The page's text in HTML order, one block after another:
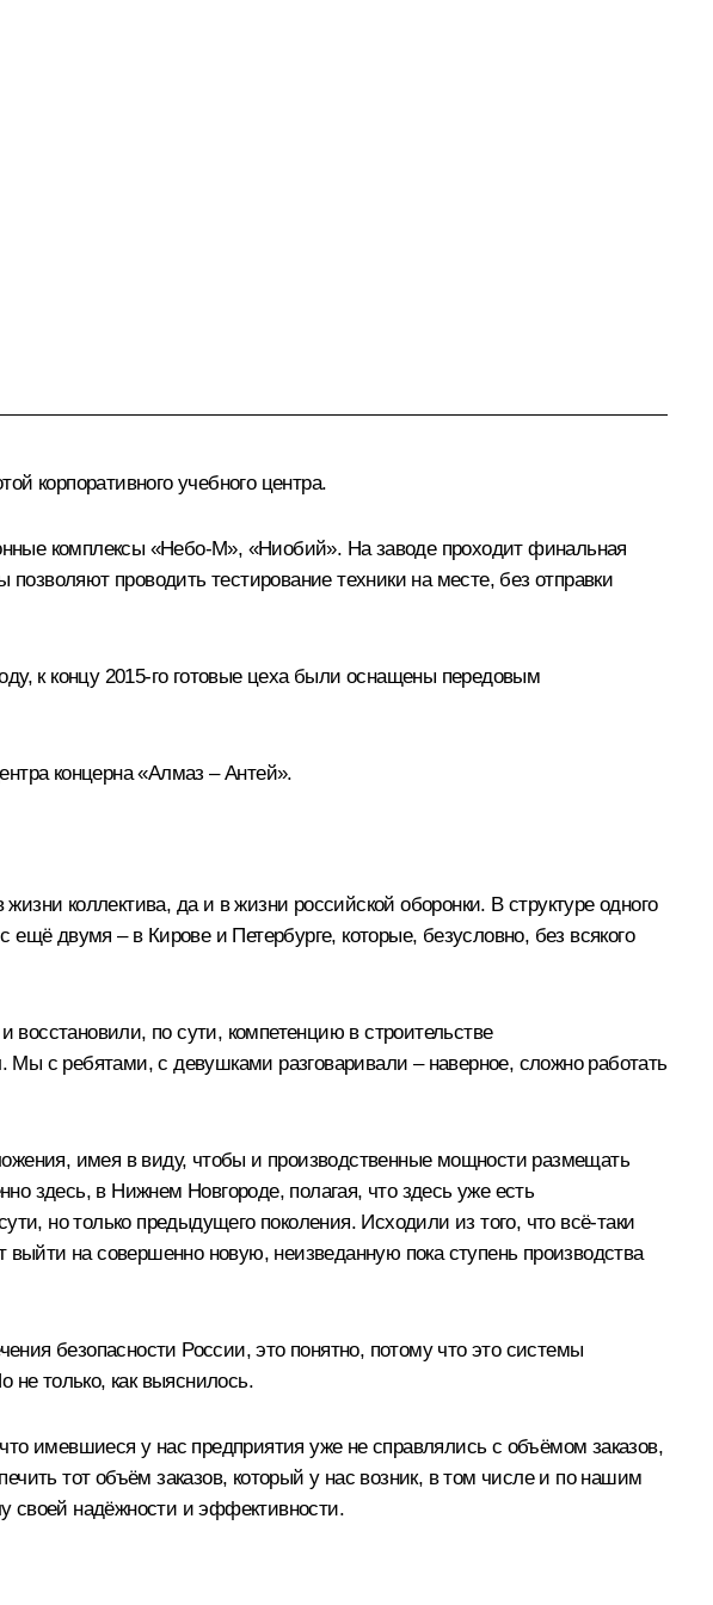
корпоративного учебного центра.
комплексы «Небо-М», «Ниобий». На заводе проходит финальная
проводить тестирование техники на месте, без отправки
к концу 2015-го готовые цеха были оснащены передовым
концерна «Алмаз – Антей».
коллектива, да и в жизни российской оборонки. В структуре одного
двумя – в Кирове и Петербурге, которые, безусловно, без всякого
по сути, компетенцию в строительстве
с ребятами, с девушками разговаривали – наверное, сложно работать
имея в виду, чтобы и производственные мощности размещать
здесь, в Нижнем Новгороде, полагая, что здесь уже есть
но только предыдущего поколения. Исходили из того, что всё‑таки
выйти на совершенно новую, неизведанную пока ступень производства
безопасности России, это понятно, потому что это системы
только, как выяснилось.
имевшиеся у нас предприятия уже не справлялись с объёмом заказов,
тот объём заказов, который у нас возник, в том числе и по нашим
своей надёжности и эффективности.